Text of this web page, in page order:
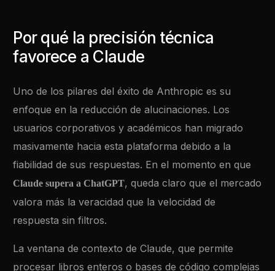
Por qué la precisión técnica
favorece a Claude
Uno de los pilares del éxito de Anthropic es su
enfoque en la reducción de alucinaciones. Los
usuarios corporativos y académicos han migrado
masivamente hacia esta plataforma debido a la
fiabilidad de sus respuestas. En el momento en que
Claude supera a ChatGPT, queda claro que el mercado
valora más la veracidad que la velocidad de
respuesta sin filtros.
La ventana de contexto de Claude, que permite
procesar libros enteros o bases de código complejas